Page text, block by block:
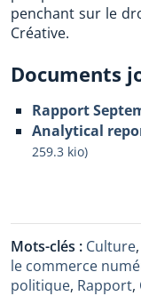
penchant sur le
Créative.
Documents
Rapport
Analytical
259.3 kio)
Mots-clés : Culture,
le commerce
politique, Rapport,